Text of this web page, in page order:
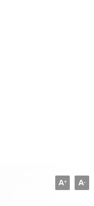
A+ A-